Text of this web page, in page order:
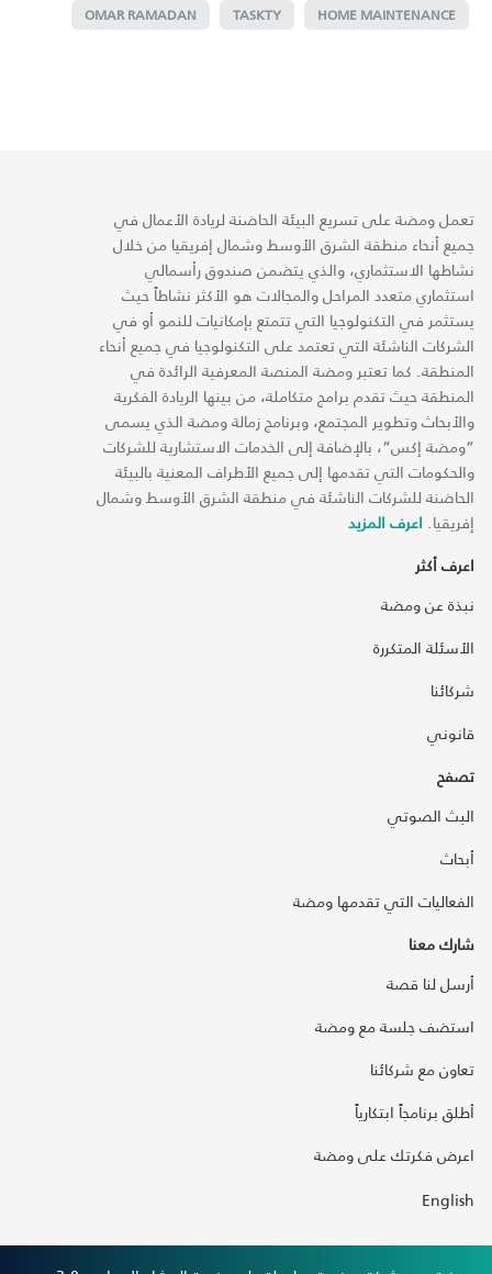
HOME MAINTENANCE
TASKTY
OMAR RAMADAN
تعمل ومضة على تسريع البيئة الحاضنة لريادة الأعمال في
جميع أنحاء منطقة الشرق الأوسط وشمال إفريقيا من خلال
نشاطها الاستثماري، والذي يتضمن صندوق رأسمالي
استثماري متعدد المراحل والمجالات هو الأكثر نشاطاً حيث
يستثمر في التكنولوجيا التي تتمتع بإمكانيات للنمو أو في
الشركات الناشئة التي تعتمد على التكنولوجيا في جميع أنحاء
المنطقة. كما تعتبر ومضة المنصة المعرفية الرائدة في
المنطقة حيث تقدم برامج متكاملة، من بينها الريادة الفكرية
والأبحاث وتطوير المجتمع، وبرنامج زمالة ومضة الذي يسمى
“ومضة إكس“، بالإضافة إلى الخدمات الاستشارية للشركات
والحكومات التي تقدمها إلى جميع الأطراف المعنية بالبيئة
الحاضنة للشركات الناشئة في منطقة الشرق الأوسط وشمال
إفريقيا. اعرف المزيد
اعرف أكثر
نبذة عن ومضة
الأسئلة المتكررة
شركائنا
قانوني
تصفح
البث الصوتي
أبحاث
الفعاليات التي تقدمها ومضة
شارك معنا
أرسل لنا قصة
استضف جلسة مع ومضة
تعاون مع شركائنا
أطلق برنامجاً ابتكارياً
اعرض فكرتك على ومضة
English